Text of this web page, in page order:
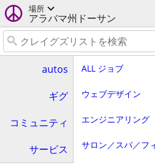
場所
アラバマ州ドーサン
autos
ギグ
コミュニティ
サービス
ALL ジョブ
ウェブデザイン
エンジニアリング
サロン／スパ／フ